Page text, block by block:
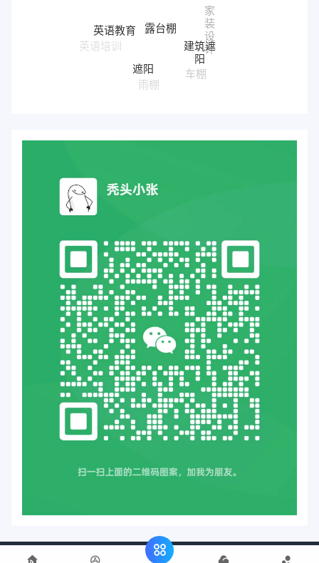
家
装
设
计
英语培训
英语教育
建筑遮
阳
车棚
雨棚
遮阳